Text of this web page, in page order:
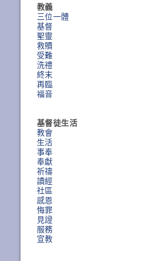
教義
三位一體
基督
聖靈
救贖
受難
洗禮
終末
再臨
福音
基督徒生活
教會
生活
事奉
奉獻
祈禱
讀經
社區
感恩
悔罪
見證
服務
宣教